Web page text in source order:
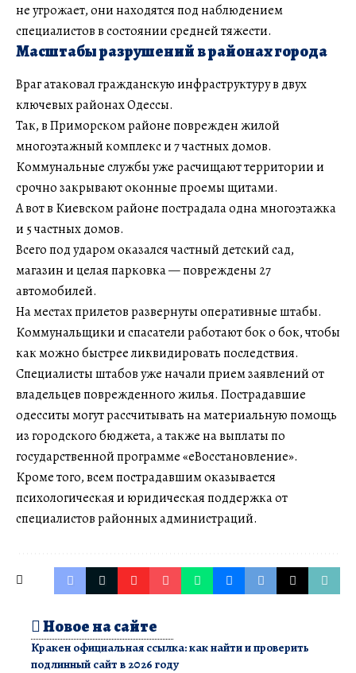
не угрожает, они находятся под наблюдением
специалистов в состоянии средней тяжести.
Масштабы разрушений в районах города
Враг атаковал гражданскую инфраструктуру в двух
ключевых районах Одессы.
Так, в Приморском районе поврежден жилой
многоэтажный комплекс и 7 частных домов.
Коммунальные службы уже расчищают территории и
срочно закрывают оконные проемы щитами.
А вот в Киевском районе пострадала одна многоэтажка
и 5 частных домов.
Всего под ударом оказался частный детский сад,
магазин и целая парковка — повреждены 27
автомобилей.
На местах прилетов развернуты оперативные штабы.
Коммунальщики и спасатели работают бок о бок, чтобы
как можно быстрее ликвидировать последствия.
Специалисты штабов уже начали прием заявлений от
владельцев поврежденного жилья. Пострадавшие
одесситы могут рассчитывать на материальную помощь
из городского бюджета, а также на выплаты по
государственной программе «еВосстановление».
Кроме того, всем пострадавшим оказывается
психологическая и юридическая поддержка от
специалистов районных администраций.
Новое на сайте
Кракен официальная ссылка: как найти и проверить
подлинный сайт в 2026 году